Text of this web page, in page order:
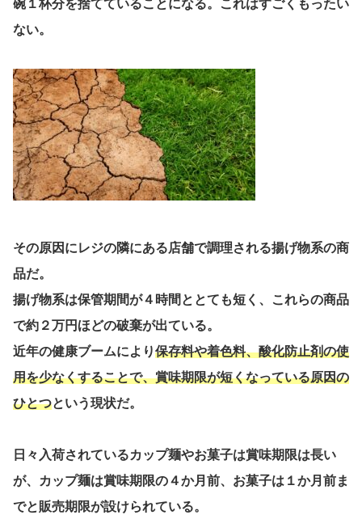
碗１杯分を捨てていることになる。これはすごくもったい
ない。
その原因にレジの隣にある店舗で調理される揚げ物系の商
品だ。
揚げ物系は保管期間が４時間ととても短く、これらの商品
で約２万円ほどの破棄が出ている。
近年の健康ブームにより保存料や着色料、酸化防止剤の使
用を少なくすることで、賞味期限が短くなっている原因の
ひとつという現状だ。
日々入荷されているカップ麺やお菓子は賞味期限は長い
が、カップ麺は賞味期限の４か月前、お菓子は１か月前ま
でと販売期限が設けられている。